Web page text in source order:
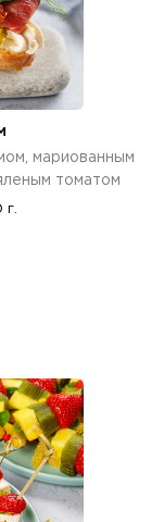
мариованным
томатом